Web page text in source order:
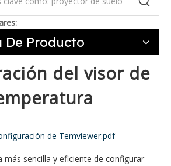
De Producto
del visor de
de Temviewer.pdf
más sencilla y eficiente de configurar